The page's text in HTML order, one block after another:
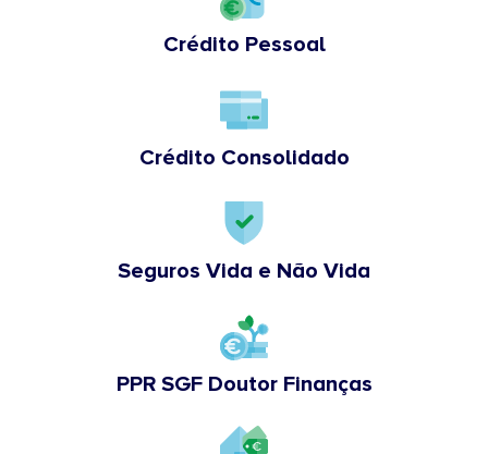
Crédito Pessoal
Crédito Consolidado
Seguros Vida e Não Vida
PPR SGF Doutor Finanças